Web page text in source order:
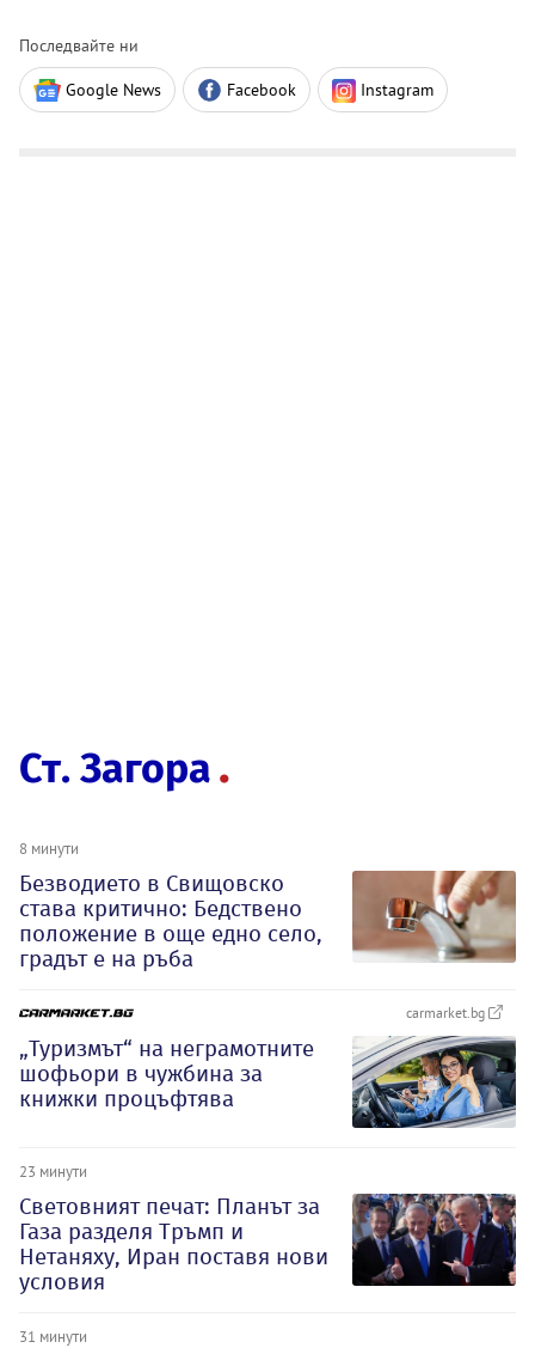
Последвайте ни
Google News Facebook Instagram
Ст. Загора
8 минути
Безводието в Свищовско
става критично: Бедствено
положение в още едно село,
градът е на ръба
carmarket.bg
„Туризмът“ на неграмотните
шофьори в чужбина за
книжки процъфтява
23 минути
Световният печат: Планът за
Газа разделя Тръмп и
Нетаняху, Иран поставя нови
условия
31 минути